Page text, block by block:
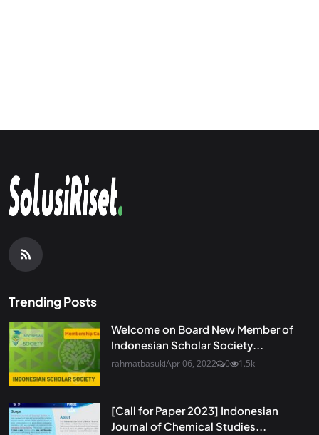
Trending Posts
Welcome on Board New Member of
Indonesian Scholar Society...
rahmatbasukiApr 06, 2022 0 1.5k
[Call for Paper 2023] Indonesian
Journal of Chemical Studies...